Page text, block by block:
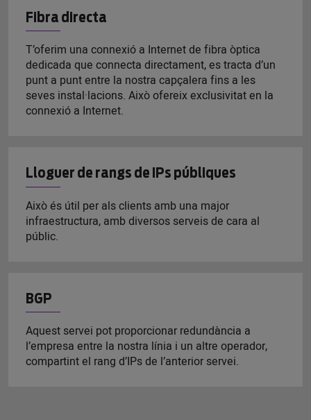
Fibra directa
T’oferim una connexió a Internet de fibra òptica
dedicada que connecta directament, es tracta d’un
punt a punt entre la nostra capçalera fins a les
seves instal·lacions. Això ofereix exclusivitat en la
connexió a Internet.
Lloguer de rangs de IPs públiques
Això és útil per als clients amb una major
infraestructura, amb diversos serveis de cara al
públic.
BGP
Aquest servei pot proporcionar redundància a
l’empresa entre la nostra línia i un altre operador,
compartint el rang d’IPs de l’anterior servei.